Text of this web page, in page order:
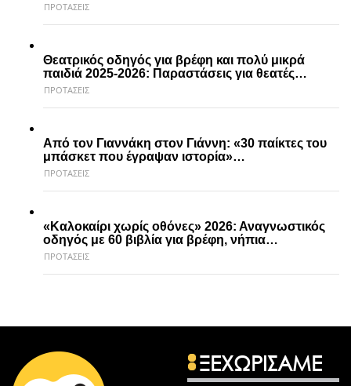
ΠΡΟΤΑΣΕΙΣ
Θεατρικός οδηγός για βρέφη και πολύ μικρά
παιδιά 2025-2026: Παραστάσεις για θεατές…
ΠΡΟΤΑΣΕΙΣ
Από τον Γιαννάκη στον Γιάννη: «30 παίκτες του
μπάσκετ που έγραψαν ιστορία»…
ΠΡΟΤΑΣΕΙΣ
«Καλοκαίρι χωρίς οθόνες» 2026: Αναγνωστικός
οδηγός με 60 βιβλία για βρέφη, νήπια…
ΠΡΟΤΑΣΕΙΣ
ΞΕΧΩΡΙΣΑΜΕ